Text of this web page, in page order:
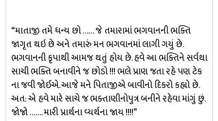
“માતાજી તમે ધન્ય છો …… જે તમારામાં ભગવાનની ભક્તિ
જાગૃત થઇ છે અને તમારું મન ભગવાનમાં લાગી ગયું છે.
ભગવાનની કૃપાથી આમજ થતું હોય છે. હવે આ ભક્તિને સર્વથા
સાચી ભક્તિ બનાવીને જ છોડો !!! ભલે પ્રાણ જતા રહે પણ ટેક
ના જવી જોઈએ. આજે મને પિતાજીએ બાવીનો દિકરો કહ્યો છે.
અત: એ હવે મારે સાચે જ ભક્તાણીનોપુત્ર બનીને રહેવા માંગું છું.
જોજો ……. મારી પ્રાર્થના વ્યર્થના જાય !!!!”